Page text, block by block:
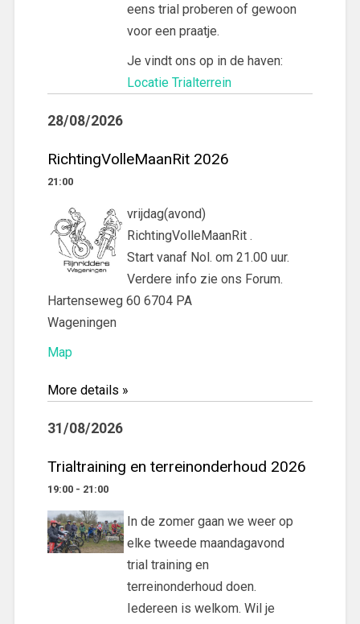
eens trial proberen of gewoon
voor een praatje.
Je vindt ons op in de haven:
Locatie Trialterrein
28/08/2026
RichtingVolleMaanRit 2026
21:00
vrijdag(avond)
RichtingVolleMaanRit .
Start vanaf Nol. om 21.00 uur.
Verdere info zie ons Forum.
Hartenseweg 60 6704 PA
Wageningen
Map
More details »
31/08/2026
Trialtraining en terreinonderhoud 2026
19:00 - 21:00
In de zomer gaan we weer op
elke tweede maandagavond
trial training en
terreinonderhoud doen.
Iedereen is welkom. Wil je